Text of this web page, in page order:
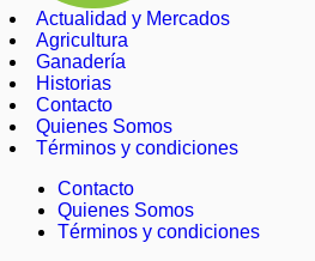
Actualidad y Mercados
Agricultura
Ganadería
Historias
Contacto
Quienes Somos
Términos y condiciones
Contacto
Quienes Somos
Términos y condiciones